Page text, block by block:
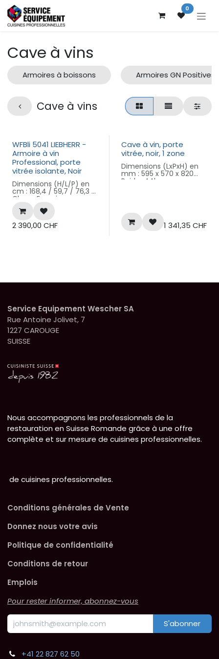
Se rendre au contenu 0
Cave à vins
Armoires à boissons Armoires GN Positives
Cave à vins
WFBli 5041 LIEBHERR -
Armoire à vin
Professional, porte
vitrée isolante, Noir
Dimensions (H/L/P) en
cm : 168,4 / 59,7 / 76,3 -
Classe Energie : -
Perfection - Swiss
Professional
2 390,00 CHF
Nouveau !
Cave à vin, porte
vitrée, noir, 1 zone
Dimensions (LxPxH) en
mm : 595 x 570 x 820
Poids : 44kg
charnière droite
réversible, avec serrure
mécanique.
1 341,35 CHF
Service Equipement Wescher SA
Rue Antoine Jolivet, 7
1227 CAROUGE
SUISSE
Nous accompagnons les professionnels de la
restauration en Suisse Romande grâce à une offre
complète et sur mesure de cuisines professionnelles.
de cuisines professionnelles.
Conditions générales de Vente
Donnez nous votre avis
Politique de confidentialité
Conditions de retour
Emplois
Pour rester informer, abonnez-vous
S'abonner
+41 22 827 62 50